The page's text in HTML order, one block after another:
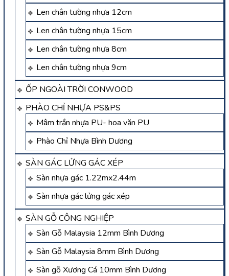
Len chân tường nhựa 12cm
Len chân tường nhựa 15cm
Len chân tường nhựa 8cm
Len chân tường nhựa 9cm
ỐP NGOÀI TRỜI CONWOOD
PHÀO CHỈ NHỰA PS&PS
Mâm trần nhựa PU- hoa văn PU
Phào Chỉ Nhựa Bình Dương
SÀN GÁC LỬNG GÁC XÉP
Sàn nhựa gác 1.22mx2.44m
Sàn nhựa gác lửng gác xép
SÀN GỖ CÔNG NGHIỆP
Sàn Gỗ Malaysia 12mm Bình Dương
Sàn Gỗ Malaysia 8mm Bình Dương
Sàn gỗ Xương Cá 10mm Bình Dương